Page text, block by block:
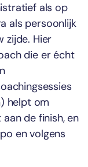
als op
als persoonlijk
zijde. Hier
die er écht
helpt om
de finish, en
en volgens